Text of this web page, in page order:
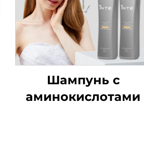
Шампунь с
аминокислотами